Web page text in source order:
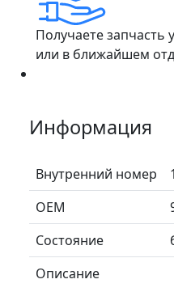
Получаете запчасть
или в ближайшем
Информация
Внутренний номер
ОЕМ
Состояние
Описание